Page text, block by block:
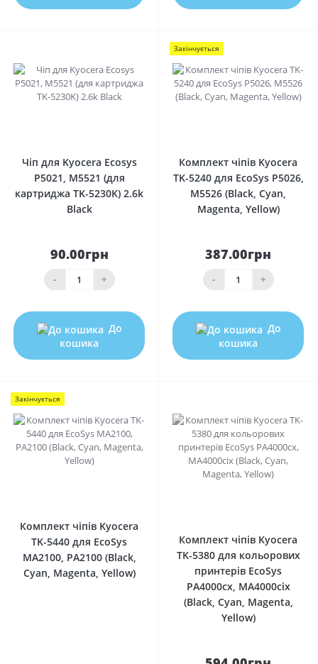
Чіп для Kyocera Ecosys
P5021, M5521 (для
картриджа TK-5230K) 2.6k
Black
90.00грн
- +
До
кошика
Закінчується
Комплект чіпів Kyocera
TK-5240 для EcoSys P5026,
M5526 (Black, Cyan,
Magenta, Yellow)
387.00грн
- +
До
кошика
Закінчується
Комплект чіпів Kyocera
TK-5440 для EcoSys
MA2100, PA2100 (Black,
Cyan, Magenta, Yellow)
Комплект чіпів Kyocera
TK-5380 для кольорових
принтерів EcoSys
PA4000cx, MA4000cix
(Black, Cyan, Magenta,
Yellow)